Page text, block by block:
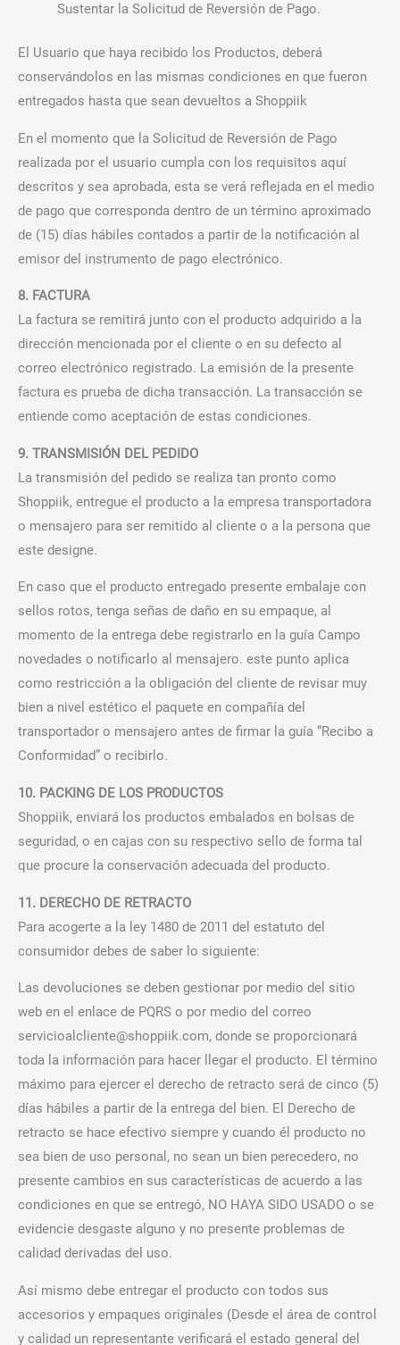
Sustentar la Solicitud de Reversión de Pago.
El Usuario que haya recibido los Productos, deberá
conservándolos en las mismas condiciones en que fueron
entregados hasta que sean devueltos a Shoppiik
En el momento que la Solicitud de Reversión de Pago
realizada por el usuario cumpla con los requisitos aquí
descritos y sea aprobada, esta se verá reflejada en el medio
de pago que corresponda dentro de un término aproximado
de (15) días hábiles contados a partir de la notificación al
emisor del instrumento de pago electrónico.
8. FACTURA
La factura se remitirá junto con el producto adquirido a la
dirección mencionada por el cliente o en su defecto al
correo electrónico registrado. La emisión de la presente
factura es prueba de dicha transacción. La transacción se
entiende como aceptación de estas condiciones.
9. TRANSMISIÓN DEL PEDIDO
La transmisión del pedido se realiza tan pronto como
Shoppiik, entregue el producto a la empresa transportadora
o mensajero para ser remitido al cliente o a la persona que
este designe.
En caso que el producto entregado presente embalaje con
sellos rotos, tenga señas de daño en su empaque, al
momento de la entrega debe registrarlo en la guía Campo
novedades o notificarlo al mensajero. este punto aplica
como restricción a la obligación del cliente de revisar muy
bien a nivel estético el paquete en compañía del
transportador o mensajero antes de firmar la guía “Recibo a
Conformidad” o recibirlo.
10. PACKING DE LOS PRODUCTOS
Shoppiik, enviará los productos embalados en bolsas de
seguridad, o en cajas con su respectivo sello de forma tal
que procure la conservación adecuada del producto.
11. DERECHO DE RETRACTO
Para acogerte a la ley 1480 de 2011 del estatuto del
consumidor debes de saber lo siguiente:
Las devoluciones se deben gestionar por medio del sitio
web en el enlace de PQRS o por medio del correo
servicioalcliente@shoppiik.com, donde se proporcionará
toda la información para hacer llegar el producto. El término
máximo para ejercer el derecho de retracto será de cinco (5)
días hábiles a partir de la entrega del bien. El Derecho de
retracto se hace efectivo siempre y cuando él producto no
sea bien de uso personal, no sean un bien perecedero, no
presente cambios en sus características de acuerdo a las
condiciones en que se entregó, NO HAYA SIDO USADO o se
evidencie desgaste alguno y no presente problemas de
calidad derivadas del uso.
Así mismo debe entregar el producto con todos sus
accesorios y empaques originales (Desde el área de control
y calidad un representante verificará el estado general del